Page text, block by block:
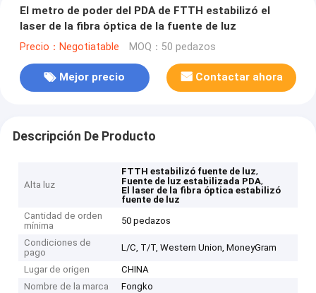
El metro de poder del PDA de FTTH estabilizó el
laser de la fibra óptica de la fuente de luz
Precio：Negotiatable MOQ：50 pedazos
Mejor precio Contactar ahora
Descripción De Producto
Alta luz
FTTH estabilizó fuente de luz,
Fuente de luz estabilizada PDA,
El laser de la fibra óptica estabilizó
fuente de luz
Cantidad de orden
mínima
50 pedazos
Condiciones de
pago
L/C, T/T, Western Union, MoneyGram
Lugar de origen
CHINA
Nombre de la marca
Fongko